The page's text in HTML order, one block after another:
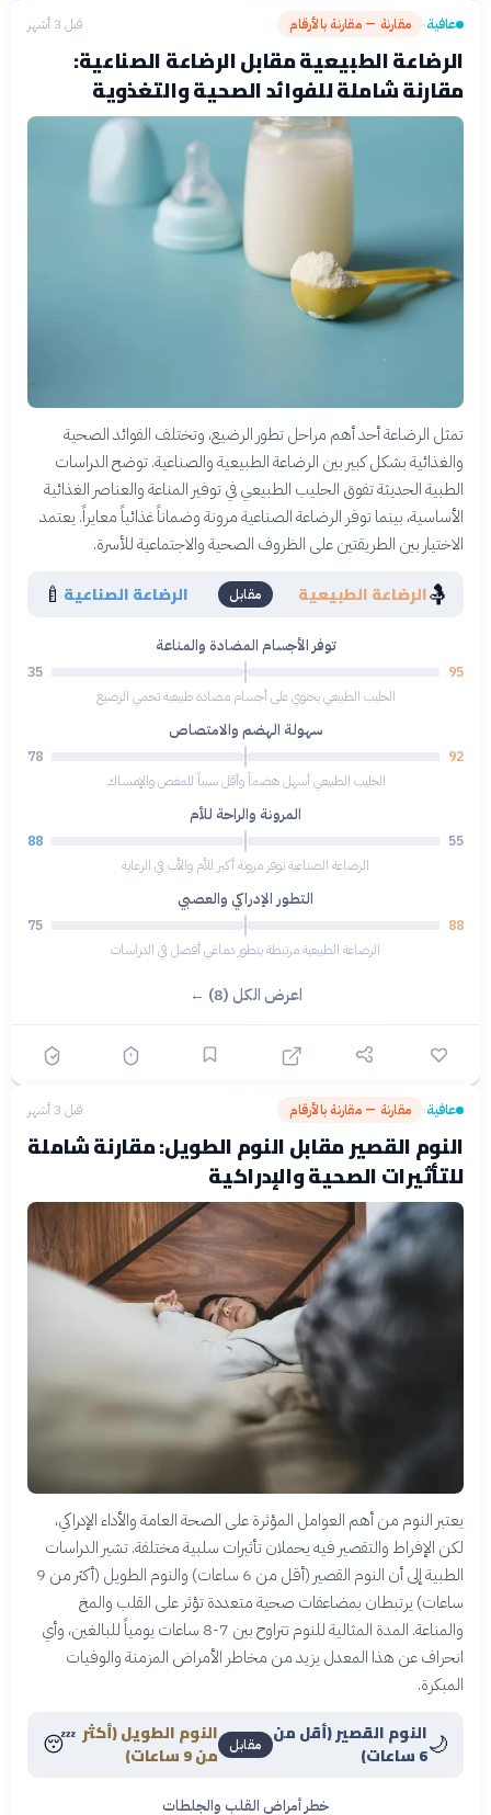
عافية› مقارنة — مقارنة بالأرقام قبل 3 أشهر
الرضاعة الطبيعية مقابل الرضاعة الصناعية:
مقارنة شاملة للفوائد الصحية والتغذوية
تمثل الرضاعة أحد أهم مراحل تطور الرضيع، وتختلف الفوائد الصحية
والغذائية بشكل كبير بين الرضاعة الطبيعية والصناعية. توضح الدراسات
الطبية الحديثة تفوق الحليب الطبيعي في توفير المناعة والعناصر الغذائية
الأساسية، بينما توفر الرضاعة الصناعية مرونة وضماناً غذائياً معايراً. يعتمد
الاختيار بين الطريقتين على الظروف الصحية والاجتماعية للأسرة.
🤱الرضاعة الطبيعية مقابل الرضاعة الصناعية 🍼
توفر الأجسام المضادة والمناعة
95
35
الحليب الطبيعي يحتوي على أجسام مضادة طبيعية تحمي الرضيع
سهولة الهضم والامتصاص
92
78
الحليب الطبيعي أسهل هضماً وأقل سبباً للمغص والإمساك
المرونة والراحة للأم
55
88
الرضاعة الصناعية توفر مرونة أكبر للأم والأب في الرعاية
التطور الإدراكي والعصبي
88
75
الرضاعة الطبيعية مرتبطة بتطور دماغي أفضل في الدراسات
اعرض الكل (8) ←
عافية› مقارنة — مقارنة بالأرقام قبل 3 أشهر
النوم القصير مقابل النوم الطويل: مقارنة شاملة
للتأثيرات الصحية والإدراكية
يعتبر النوم من أهم العوامل المؤثرة على الصحة العامة والأداء الإدراكي،
لكن الإفراط والتقصير فيه يحملان تأثيرات سلبية مختلفة. تشير الدراسات
الطبية إلى أن النوم القصير (أقل من 6 ساعات) والنوم الطويل (أكثر من 9
ساعات) يرتبطان بمضاعفات صحية متعددة تؤثر على القلب والمخ
والمناعة. المدة المثالية للنوم تتراوح بين 7-8 ساعات يومياً للبالغين، وأي
انحراف عن هذا المعدل يزيد من مخاطر الأمراض المزمنة والوفيات
المبكرة.
🌙النوم القصير (أقل من
6 ساعات)
مقابل
النوم الطويل (أكثر
من 9 ساعات)
😴
خطر أمراض القلب والجلطات